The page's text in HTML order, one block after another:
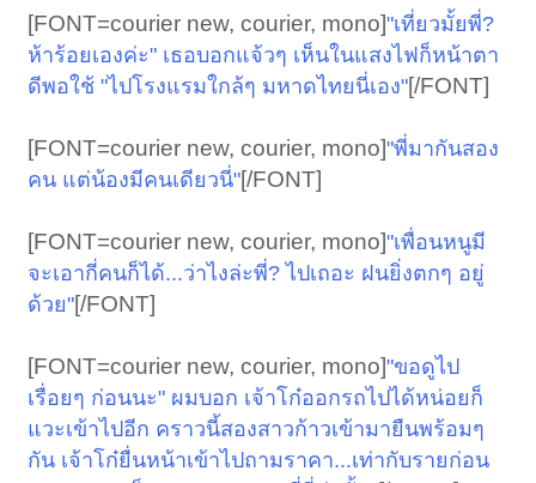
[FONT=courier new, courier, mono]"เที่ยวมั้ยพี่?
ห้าร้อยเองค่ะ" เธอบอกแจ้วๆ เห็นในแสงไฟก็หน้าตา
ดีพอใช้ "ไปโรงแรมใกล้ๆ มหาดไทยนี่เอง"[/FONT]​
[FONT=courier new, courier, mono]"พี่มากันสอง
คน แต่น้องมีคนเดียวนี่"[/FONT]​
[FONT=courier new, courier, mono]"เพื่อนหนูมี
จะเอากี่คนก็ได้...ว่าไงล่ะพี่? ไปเถอะ ฝนยิ่งตกๆ อยู่
ด้วย"[/FONT]​
[FONT=courier new, courier, mono]"ขอดูไป
เรื่อยๆ ก่อนนะ" ผมบอก เจ้าโก๋ออกรถไปได้หน่อยก็
แวะเข้าไปอีก คราวนี้สองสาวก้าวเข้ามายืนพร้อมๆ
กัน เจ้าโก๋ยื่นหน้าเข้าไปถามราคา...เท่ากับรายก่อน